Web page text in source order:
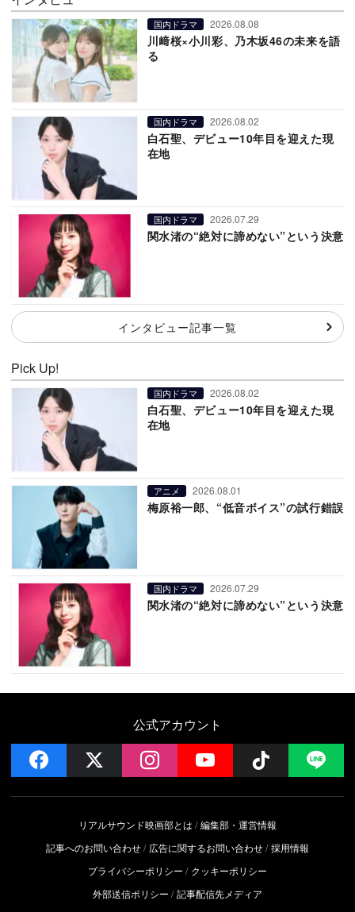
国内ドラマ 2026.08.08
川﨑桜×小川彩、乃木坂46の未来を語
る
国内ドラマ 2026.08.02
白石聖、デビュー10年目を迎えた現
在地
国内ドラマ 2026.07.29
関水渚の“絶対に諦めない”という決意
インタビュー記事一覧
Pick Up!
国内ドラマ 2026.08.02
白石聖、デビュー10年目を迎えた現
在地
アニメ 2026.08.01
梅原裕一郎、“低音ボイス”の試行錯誤
国内ドラマ 2026.07.29
関水渚の“絶対に諦めない”という決意
公式アカウント
facebook instagramYouTube Follow
リアルサウンド映画部とは
編集部・運営情報
記事へのお問い合わせ
広告に関するお問い合わせ 採用情報
プライバシーポリシー
クッキーポリシー
外部送信ポリシー
記事配信先メディア